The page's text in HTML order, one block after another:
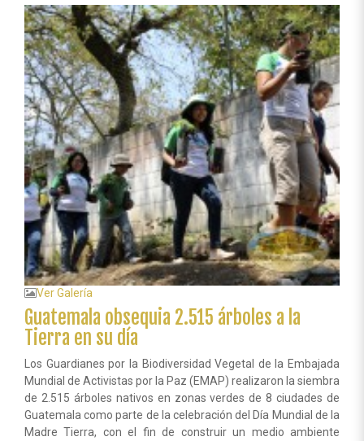
9º
Seminario
Internacional
de
ALIUP
en
Guatemala
Ver Galería
Guatemala obsequia 2.515 árboles a la
Tierra en su día
Los Guardianes por la Biodiversidad Vegetal de la Embajada
Mundial de Activistas por la Paz (EMAP) realizaron la siembra
de 2.515 árboles nativos en zonas verdes de 8 ciudades de
Guatemala como parte de la celebración del Día Mundial de la
Madre Tierra, con el fin de construir un medio ambiente